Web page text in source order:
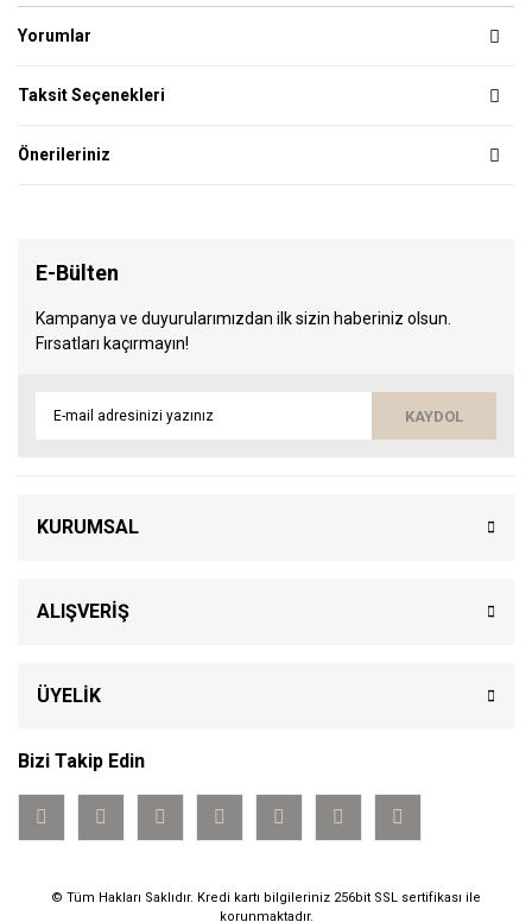
Yorumlar
Taksit Seçenekleri
Önerileriniz
E-Bülten
Kampanya ve duyurularımızdan ilk sizin haberiniz olsun.
Fırsatları kaçırmayın!
KAYDOL
KURUMSAL
ALIŞVERİŞ
ÜYELİK
Bizi Takip Edin
© Tüm Hakları Saklıdır. Kredi kartı bilgileriniz 256bit SSL sertifikası ile
korunmaktadır.